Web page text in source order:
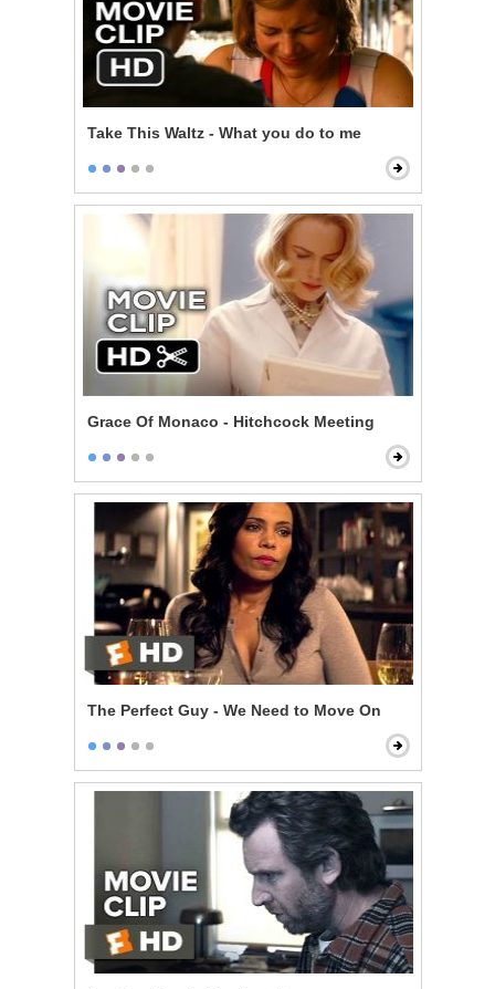
Take This Waltz - What you do to me
Grace Of Monaco - Hitchcock Meeting
The Perfect Guy - We Need to Move On